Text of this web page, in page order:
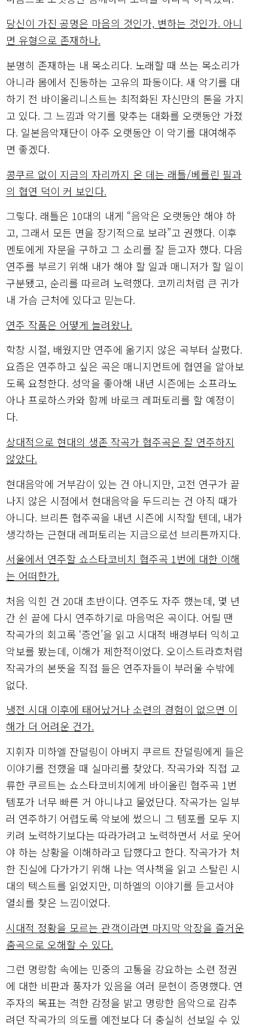
당신이 가진 공명은 마음의 것인가, 변하는 것인가. 아니
면 유형으로 존재하나.
분명히 존재하는 내 목소리다. 노래할 때 쓰는 목소리가
아니라 몸에서 진동하는 고유의 파동이다. 새 악기를 대
하기 전 바이올리니스트는 최적화된 자신만의 톤을 가지
고 있다. 그 느낌과 악기를 맞추는 대화를 오랫동안 가졌
다. 일본음악재단이 아주 오랫동안 이 악기를 대여해주
면 좋겠다.
콩쿠르 없이 지금의 자리까지 온 데는 래틀/베를린 필과
의 협연 덕이 커 보인다.
그렇다. 래틀은 10대의 내게 “음악은 오랫동안 해야 하
고, 그래서 모든 면을 장기적으로 보라”고 권했다. 이후
멘토에게 자문을 구하고 그 소리를 잘 듣고자 했다. 다음
연주를 부르기 위해 내가 해야 할 일과 매니저가 할 일이
구분됐고, 순리를 따르려 노력했다. 코끼리처럼 큰 귀가
내 가슴 근처에 있다고 믿는다.
연주 작품은 어떻게 늘려왔나.
학창 시절, 배웠지만 연주에 옮기지 않은 곡부터 살폈다.
요즘은 연주하고 싶은 곡은 매니지먼트에 협연을 알아보
도록 요청한다. 성악을 좋아해 내년 시즌에는 소프라노
아나 프로하스카와 함께 바로크 레퍼토리를 할 예정이
다.
상대적으로 현대의 생존 작곡가 협주곡은 잘 연주하지
않았다.
현대음악에 거부감이 있는 건 아니지만, 고전 연구가 끝
나지 않은 시점에서 현대음악을 두드리는 건 아직 때가
아니다. 브리튼 협주곡을 내년 시즌에 시작할 텐데, 내가
생각하는 근현대 레퍼토리는 지금으로선 브리튼까지다.
서울에서 연주할 쇼스타코비치 협주곡 1번에 대한 이해
는 어떠한가.
처음 익힌 건 20대 초반이다. 연주도 자주 했는데, 몇 년
간 쉰 끝에 다시 연주하기로 마음먹은 곡이다. 어릴 땐
작곡가의 회고록 ‘증언’을 읽고 시대적 배경부터 익히고
악보를 봤는데, 이해가 제한적이었다. 오이스트라흐처럼
작곡가의 본뜻을 직접 들은 연주자들이 부러울 수밖에
없다.
냉전 시대 이후에 태어났거나 소련의 경험이 없으면 이
해가 더 어려운 건가.
지휘자 미하엘 잔덜링이 아버지 쿠르트 잔덜링에게 들은
이야기를 전했을 때 실마리를 찾았다. 작곡가와 직접 교
류한 쿠르트는 쇼스타코비치에게 바이올린 협주곡 1번
템포가 너무 빠른 거 아니냐고 물었단다. 작곡가는 일부
러 연주하기 어렵도록 악보에 썼으니 그 템포를 모두 지
키려 노력하기보다는 따라가려고 노력하면서 서로 웃어
야 하는 상황을 이해하라고 답했다고 한다. 작곡가가 처
한 진실에 다가가기 위해 나는 역사책을 읽고 스탈린 시
대의 텍스트를 읽었지만, 미하엘의 이야기를 듣고서야
열쇠를 찾은 느낌이었다.
시대적 정황을 모르는 관객이라면 마지막 악장을 즐거운
춤곡으로 오해할 수 있다.
그런 명랑함 속에는 민중의 고통을 강요하는 소련 정권
에 대한 비판과 풍자가 있음을 여러 문헌이 증명했다. 연
주자의 목표는 격한 감정을 밝고 명랑한 음악으로 감추
려던 작곡가의 의도를 예전보다 더 충실히 선보일 수 있